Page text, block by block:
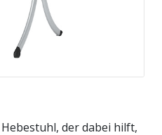
der dabei hilft,